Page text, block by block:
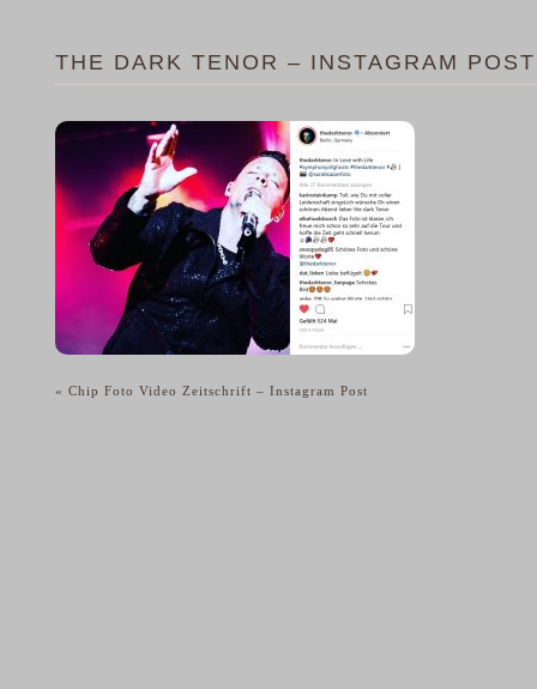
THE DARK TENOR – INSTAGRAM POST
« Chip Foto Video Zeitschrift – Instagram Post